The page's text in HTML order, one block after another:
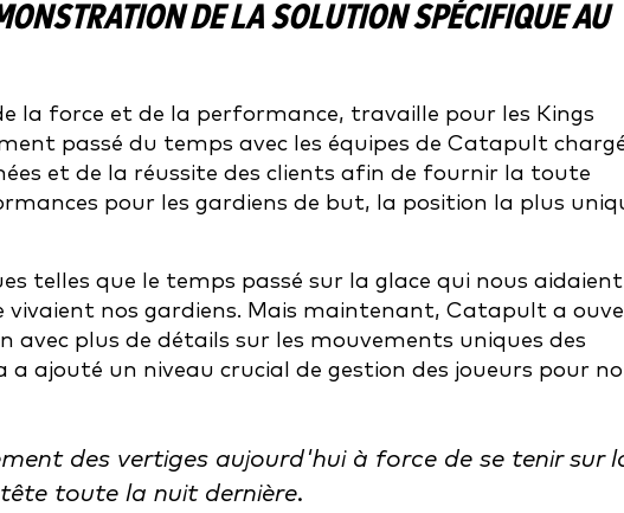
DE LA SOLUTION SPÉCIFIQUE AU
la force et de la performance, travaille pour les Kings
passé du temps avec les équipes de Catapult
et de la réussite des clients afin de fournir la toute
pour les gardiens de but, la position la plus
telles que le temps passé sur la glace qui nous
vivaient nos gardiens. Mais maintenant, Catapult a
avec plus de détails sur les mouvements uniques des
a ajouté un niveau crucial de gestion des joueurs pour
des vertiges aujourd'hui à force de se tenir sur
tête toute la nuit dernière.